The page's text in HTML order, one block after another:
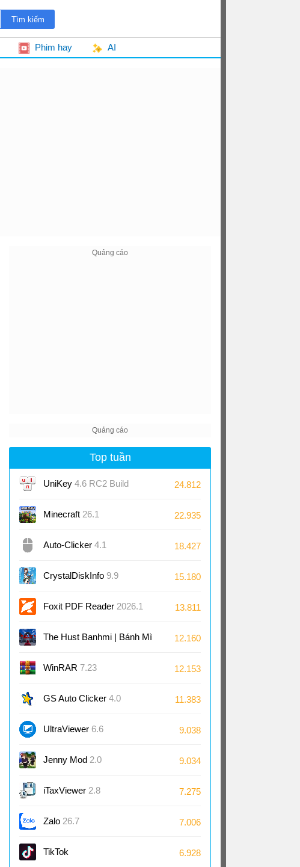
Phim hay AI
Top tuần
UniKey 4.6 RC2 Build
230919
24.812
Minecraft 26.1 22.935
Auto-Clicker 4.1 18.427
CrystalDiskInfo 9.9 15.180
Foxit PDF Reader 2026.1 13.811
The Hust Banhmi | Bánh Mì
Bách Khoa
12.160
WinRAR 7.23 12.153
GS Auto Clicker 4.0 11.383
UltraViewer 6.6 9.038
Jenny Mod 2.0 9.034
iTaxViewer 2.8 7.275
Zalo 26.7 7.006
TikTok 6.928